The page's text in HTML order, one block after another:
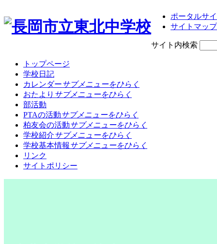
ポータルサ
サイトマップ
サイト内検索
トップページ
学校日記
カレンダーサブメニューをひらく
おたより サブメニューをひらく
部活動
PTAの活動サブメニューをひらく
柏友会の活動サブメニューをひらく
学校紹介サブメニューをひらく
学校基本情報 サブメニューをひらく
リンク
サイトポリシー